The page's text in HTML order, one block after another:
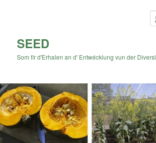
SEED
Som fir d'Erhalen an d' Entwécklung vun der